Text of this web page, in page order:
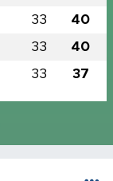
33 40
33 40
33 37